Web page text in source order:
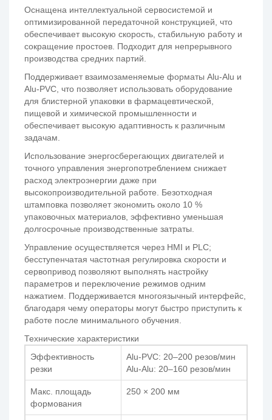
Оснащена интеллектуальной сервосистемой и
оптимизированной передаточной конструкцией, что
обеспечивает высокую скорость, стабильную работу и
сокращение простоев. Подходит для непрерывного
производства средних партий.
Поддерживает взаимозаменяемые форматы Alu-Alu и
Alu-PVC, что позволяет использовать оборудование
для блистерной упаковки в фармацевтической,
пищевой и химической промышленности и
обеспечивает высокую адаптивность к различным
задачам.
Использование энергосберегающих двигателей и
точного управления энергопотреблением снижает
расход электроэнергии даже при
высокопроизводительной работе. Безотходная
штамповка позволяет экономить около 10 %
упаковочных материалов, эффективно уменьшая
долгосрочные производственные затраты.
Управление осуществляется через HMI и PLC;
бесступенчатая частотная регулировка скорости и
сервопривод позволяют выполнять настройку
параметров и переключение режимов одним
нажатием. Поддерживается многоязычный интерфейс,
благодаря чему операторы могут быстро приступить к
работе после минимального обучения.
Технические характеристики
Эффективность
резки
Alu-PVC: 20–200 резов/мин
Alu-Alu: 20–160 резов/мин
Макс. площадь
формования
250 × 200 мм